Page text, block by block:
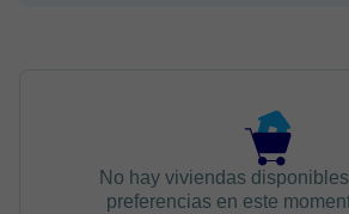
No hay viviendas
preferencias en este